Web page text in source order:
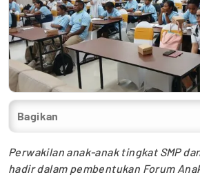
Bagikan
Perwakilan anak-anak tingkat SMP
hadir dalam pembentukan Forum